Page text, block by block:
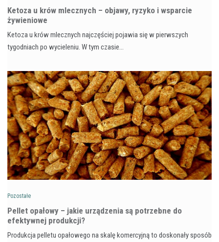
Ketoza u krów mlecznych – objawy, ryzyko i wsparcie
żywieniowe
Ketoza u krów mlecznych najczęściej pojawia się w pierwszych
tygodniach po wycieleniu. W tym czasie…
Pozostałe
Pellet opałowy – jakie urządzenia są potrzebne do
efektywnej produkcji?
Produkcja pelletu opałowego na skalę komercyjną to doskonały sposób